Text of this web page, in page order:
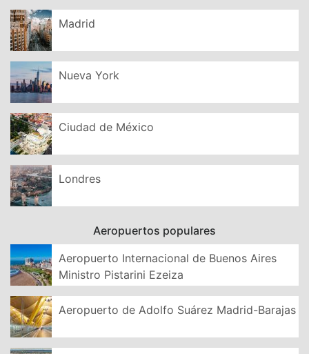
Madrid
Nueva York
Ciudad de México
Londres
Aeropuertos populares
Aeropuerto Internacional de Buenos Aires
Ministro Pistarini Ezeiza
Aeropuerto de Adolfo Suárez Madrid-Barajas